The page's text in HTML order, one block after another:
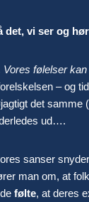
det, vi ser og
Vores følelser
– og
det samme
ud….
sanser
man om, at
følte, at deres